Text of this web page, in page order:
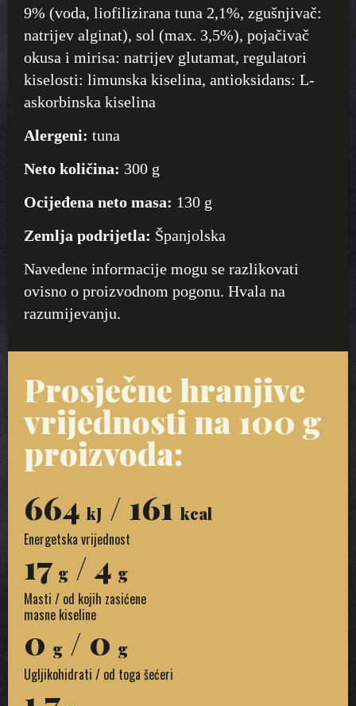
9% (voda, liofilizirana tuna 2,1%, zgušnjivač:
natrijev alginat), sol (max. 3,5%), pojačivač
okusa i mirisa: natrijev glutamat, regulatori
kiselosti: limunska kiselina, antioksidans: L-
askorbinska kiselina
Alergeni: tuna
Neto količina: 300 g
Ocijeđena neto masa: 130 g
Zemlja podrijetla: Španjolska
Navedene informacije mogu se razlikovati
ovisno o proizvodnom pogonu. Hvala na
razumijevanju.
Prosječne hranjive
vrijednosti na 100 g
proizvoda:
664 kJ / 161 kcal
Energetska vrijednost
17 g / 4 g
Masti / od kojih zasićene
masne kiseline
0 g / 0 g
Ugljikohidrati / od toga šećeri